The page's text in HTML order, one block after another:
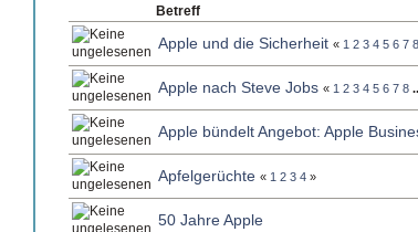
Betreff
Apple und die Sicherheit « 1 2 3 4 5 6 7 8
Apple nach Steve Jobs « 1 2 3 4 5 6 7 8
Apple bündelt Angebot: Apple
Apfelgerüchte « 1 2 3 4 »
50 Jahre Apple